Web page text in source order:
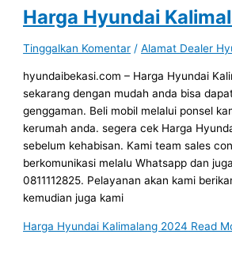
Harga Hyundai
Tinggalkan Komentar /Alamat Dealer
hyundaibekasi.com – Harga Hyundai
sekarang dengan mudah anda bisa
genggaman. Beli mobil melalui ponsel
kerumah anda. segera cek Harga
sebelum kehabisan. Kami team sales
berkomunikasi melalu Whatsapp dan
0811112825. Pelayanan akan kami
kemudian juga kami
Harga Hyundai Kalimalang 2024 Read